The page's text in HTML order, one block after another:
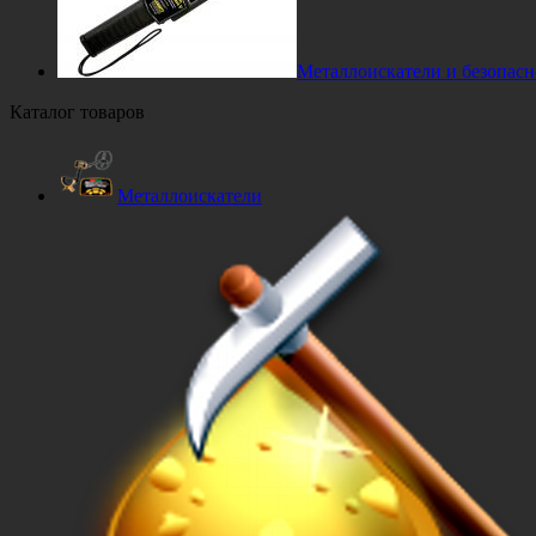
Металлоискатели и
Каталог товаров
Металлоискатели